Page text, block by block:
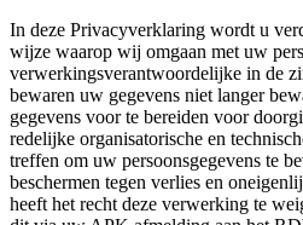
In deze Privacyverklaring wordt u
wijze waarop wij omgaan met uw
verwerkingsverantwoordelijke in de
bewaren uw gegevens niet langer
gegevens voor te bereiden voor
redelijke organisatorische en
treffen om uw persoonsgegevens te
beschermen tegen verlies en
heeft het recht deze verwerking te